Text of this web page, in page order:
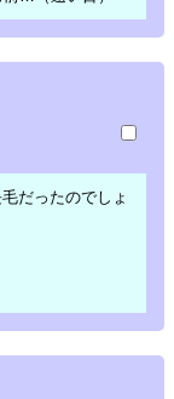
だったのでしょ